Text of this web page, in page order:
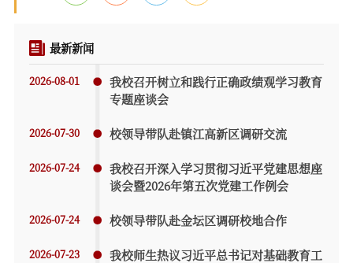
最新新闻
2026-08-01
我校召开树立和践行正确政绩观学习教育
专题座谈会
2026-07-30 校领导带队赴镇江高新区调研交流
2026-07-24
我校召开深入学习贯彻习近平党建思想座
谈会暨2026年第五次党建工作例会
2026-07-24 校领导带队赴金坛区调研校地合作
2026-07-23
我校师生热议习近平总书记对基础教育工